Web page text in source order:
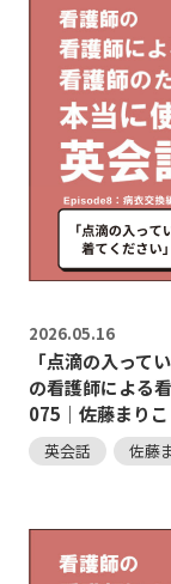
2026.05.16
「点滴の入って
の看護師による
075｜佐藤まりこ
英会話 佐藤